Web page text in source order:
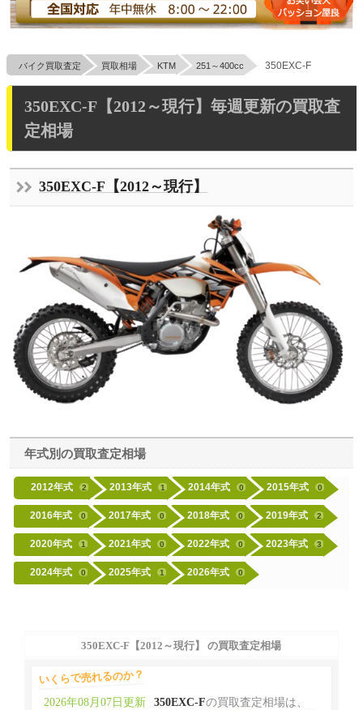
バイク買取査定 買取相場 KTM 251～400cc 350EXC-F
350EXC-F【2012～現行】毎週更新の買取査
定相場
350EXC-F【2012～現行】
年式別の買取査定相場
2012年式 2 2013年式 1 2014年式 0 2015年式 0
2016年式 0 2017年式 0 2018年式 0 2019年式 2
2020年式 1 2021年式 0 2022年式 0 2023年式 3
2024年式 0 2025年式 1 2026年式 0
350EXC-F【2012～現行】 の買取査定相場
いくらで売れるのか？
2026年08月07日更新 350EXC-Fの買取査定相場は、